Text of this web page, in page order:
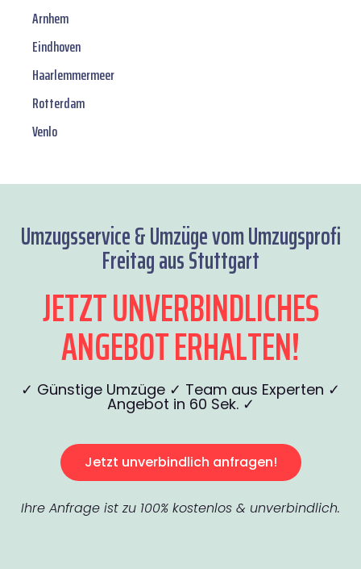
Arnhem
Eindhoven
Haarlemmermeer
Rotterdam
Venlo
Umzugsservice & Umzüge vom Umzugsprofi
Freitag aus Stuttgart
JETZT UNVERBINDLICHES
ANGEBOT ERHALTEN!
✓ Günstige Umzüge ✓ Team aus Experten ✓
Angebot in 60 Sek. ✓
Jetzt unverbindlich anfragen!
Ihre Anfrage ist zu 100% kostenlos & unverbindlich.